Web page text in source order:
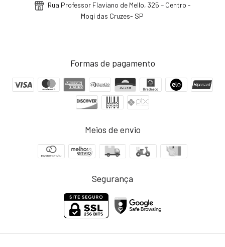
Rua Professor Flaviano de Mello, 325 – Centro -
Mogi das Cruzes- SP
Formas de pagamento
Meios de envio
Segurança